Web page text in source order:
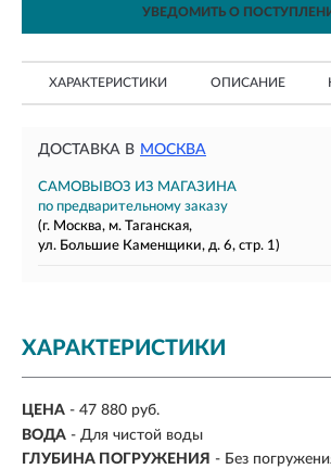
УВЕДОМИТЬ О
ХАРАКТЕРИСТИКИ ОПИСАНИЕ
ДОСТАВКА В МОСКВА
САМОВЫВОЗ ИЗ МАГАЗИНА
по предварительному заказу
(г. Москва, м. Таганская,
ул. Большие Каменщики, д. 6, стр. 1)
ХАРАКТЕРИСТИКИ
ЦЕНА - 47 880 руб.
ВОДА - Для чистой воды
ГЛУБИНА ПОГРУЖЕНИЯ - Без